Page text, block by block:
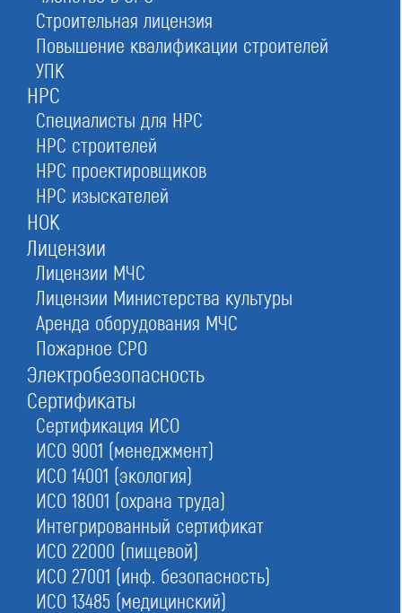
Строительная лицензия
Повышение квалификации строителей
УПК
НРС
Специалисты для НРС
НРС строителей
НРС проектировщиков
НРС изыскателей
НОК
Лицензии
Лицензии МЧС
Лицензии Министерства культуры
Аренда оборудования МЧС
Пожарное СРО
Электробезопасность
Сертификаты
Сертификация ИСО
ИСО 9001 (менеджмент)
ИСО 14001 (экология)
ИСО 18001 (охрана труда)
Интегрированный сертификат
ИСО 22000 (пищевой)
ИСО 27001 (инф. безопасность)
ИСО 13485 (медицинский)
Реестр СРО изыскателей
для компаний в сфере геодезии, геологии,
гидрометеорологии и других изыскательских
организаций
Оставьте заявку прямо сейчас
Заказать консультацию
При отправке данной формы вы соглашаетесь с
персональных данных.
Строителей
Проектировщиков
Изыскателей